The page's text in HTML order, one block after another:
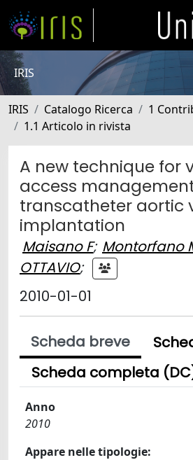
IRIS
IRIS Catalogo Ricerca
1
1.1 Articolo in rivista
A new technique for
access
transcatheter aortic
implantation
Maisano F; Montorfano
OTTAVIO;
2010-01-01
Scheda breve
Scheda completa
Anno
2010
Appare nelle tipologie: